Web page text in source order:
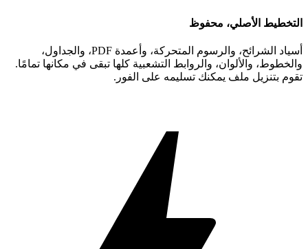
التخطيط الأصلي، محفوظ
أسياد الشرائح، والرسوم المتحركة، وأعمدة PDF، والجداول،
والخطوط، والألوان، والروابط التشعبية كلها تبقى في مكانها تمامًا.
تقوم بتنزيل ملف يمكنك تسليمه على الفور.